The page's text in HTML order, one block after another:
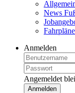
News
Anmelden
Angemeldet
Anmelden